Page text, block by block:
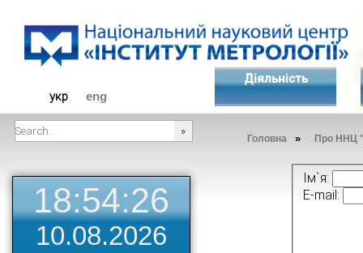
укр eng
Діяльність
Головна » Про ННЦ
18:54:26
10.08.2026
Ім`я:
E-mail: